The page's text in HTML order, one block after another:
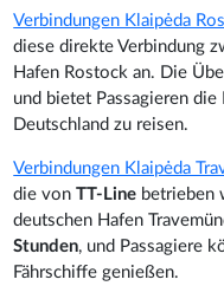
Verbindungen Klaipėda
diese direkte Verbindung
Hafen Rostock an. Die
und bietet Passagieren
Deutschland zu reisen.
Verbindungen Klaipėda
die vonTT-Line betrieben
deutschen Hafen
Stunden, und Passagiere
Fährschiffe genießen.